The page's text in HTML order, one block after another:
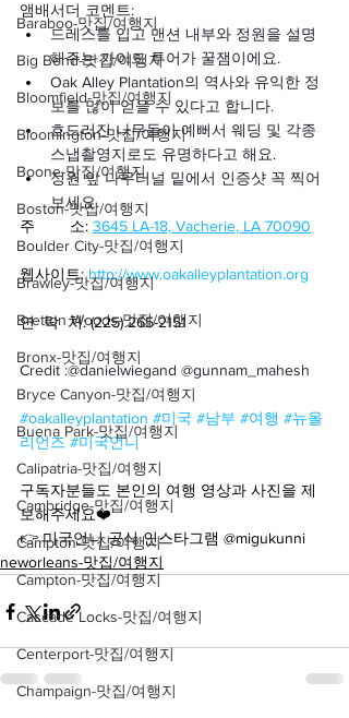
Baraboo-맛집/여행지
Big Bend-맛집/여행지
Bloomfield-맛집/여행지
Bloomington-맛집/여행지
Boone-맛집/여행지
Boston-맛집/여행지
Boulder City-맛집/여행지
Brawley-맛집/여행지
Bretton Woods-맛집/여행지
Bronx-맛집/여행지
Bryce Canyon-맛집/여행지
Buena Park-맛집/여행지
Calipatria-맛집/여행지
Cambridge-맛집/여행지
Campton-맛집/여행지
Campton-맛집/여행지
Cascade Locks-맛집/여행지
Centerport-맛집/여행지
Champaign-맛집/여행지
앰배서더 코멘트:
드레스를 입고 맨션 내부와 정원을 설명
해주는 가이드 투어가 꿀잼이에요.
Oak Alley Plantation의 역사와 유익한 정
보를 많이 얻을 수 있다고 합니다.
흐드러진 나무들이 예뻐서 웨딩 및 각종
스냅촬영지로도 유명하다고 해요.
정원 앞 나무터널 밑에서 인증샷 꼭 찍어
보세요.
주        소: 3645 LA-18, Vacherie, LA 70090
웹사이트: http://www.oakalleyplantation.org
연  락  처: (225) 265-2151
Credit :@danielwiegand @gunnam_mahesh
#oakalleyplantation #미국 #남부 #여행 #뉴올
리언즈 #미국언니
구독자분들도 본인의 여행 영상과 사진을 제
보해주세요❤️
👉 미국언니 공식 인스타그램 @migukunni
neworleans-맛집/여행지